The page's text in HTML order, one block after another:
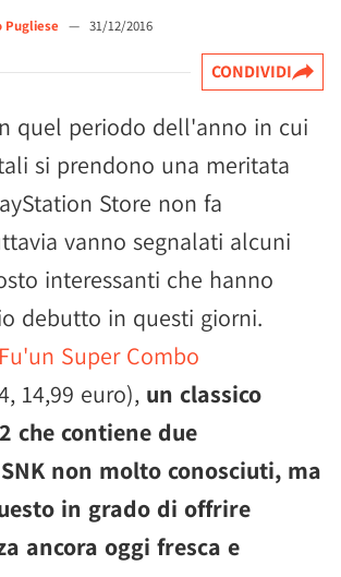
Pugliese — 31/12/2016
CONDIVIDI
quel periodo dell'anno in cui
si prendono una meritata
Store non fa
vanno segnalati alcuni
interessanti che hanno
debutto in questi giorni.
Fu'un Super Combo
14,99 euro), un classico
che contiene due
non molto conosciuti, ma
in grado di offrire
ancora oggi fresca e